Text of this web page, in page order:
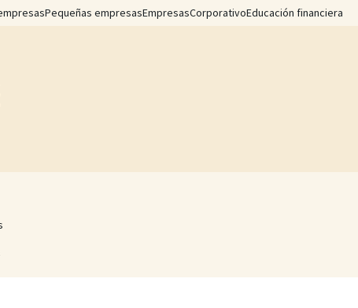
Pequeñas empresasEmpresasCorporativoEducación financiera